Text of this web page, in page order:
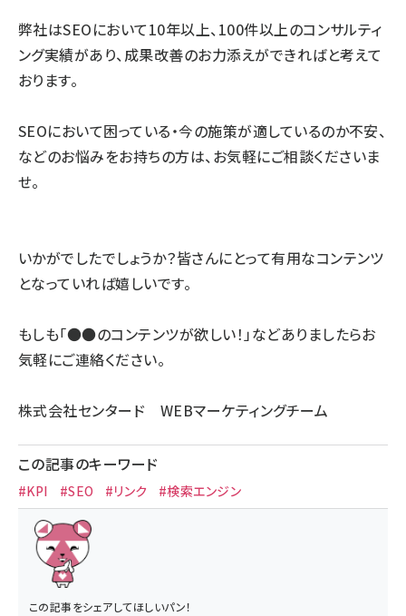
弊社はSEOにおいて10年以上、100件以上のコンサルティ
ング実績があり、成果改善のお力添えができればと考えて
おります。
SEOにおいて困っている・今の施策が適しているのか不安、
などのお悩みをお持ちの方は、お気軽にご相談くださいま
せ。
いかがでしたでしょうか？皆さんにとって有用なコンテンツ
となっていれば嬉しいです。
もしも「●●のコンテンツが欲しい！」などありましたらお
気軽にご連絡ください。
株式会社センタード WEBマーケティングチーム
この記事のキーワード
#KPI #SEO #リンク #検索エンジン
この記事をシェアしてほしいパン！